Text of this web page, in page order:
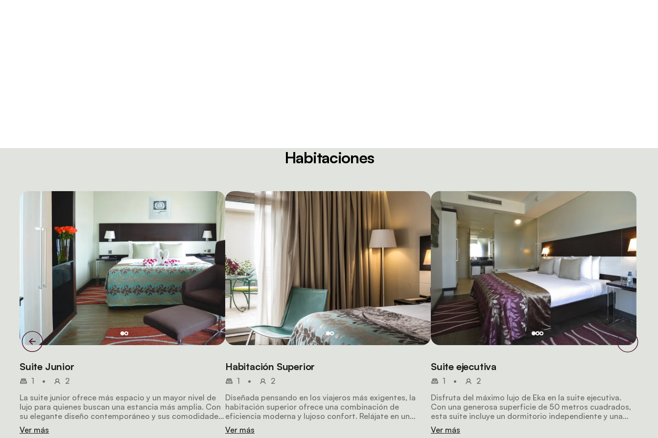
Habitaciones
Suite Junior
1 •
2
La suite junior ofrece más espacio y un mayor nivel de
lujo para quienes buscan una estancia más amplia. Con
su elegante diseño contemporáneo y sus comodidades
de primera calidad, es un refugio acogedor tanto para
los negocios como para el ocio.
Ver más
Habitación Superior
1 •
2
Diseñada pensando en los viajeros más exigentes, la
habitación superior ofrece una combinación de
eficiencia moderna y lujoso confort. Relájate en un
entorno climatizado con ventanas insonorizadas y una
refrescante ducha de efecto lluvia, que te garantizan un
Ver más
Suite ejecutiva
1 •
2
Disfruta del máximo lujo de Eka en la suite ejecutiva.
Con una generosa superficie de 50 metros cuadrados,
esta suite incluye un dormitorio independiente y una
zona de estar exclusiva, perfecta para celebrar
reuniones privadas o simplemente para disfrutar de un
Ver más